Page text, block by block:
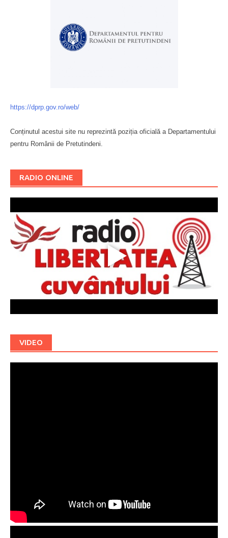
https://dprp.gov.ro/web/
Conținutul acestui site nu reprezintă poziția oficială a Departamentului
pentru Românii de Pretutindeni.
RADIO ONLINE
VIDEO